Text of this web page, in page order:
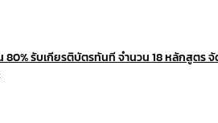
รับเกียรติบัตรทันที จำนวน 18 หลักสูตร